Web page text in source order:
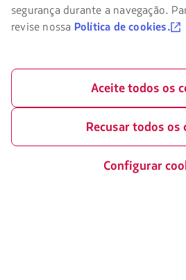
LATAM
você
e
aceitar
cookies.
segurança durante a navegação.
revise nossa Política de cookies.
Aceite todos os
Recusar todos os
Configurar